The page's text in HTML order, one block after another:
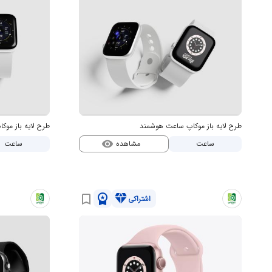
طرح لایه باز موکاپ ساعت هوشمند
ساعت
مشاهده visibility
طرح لایه باز
ساعت
اشتراکیdiamond
workspace_premium
bookmark_border